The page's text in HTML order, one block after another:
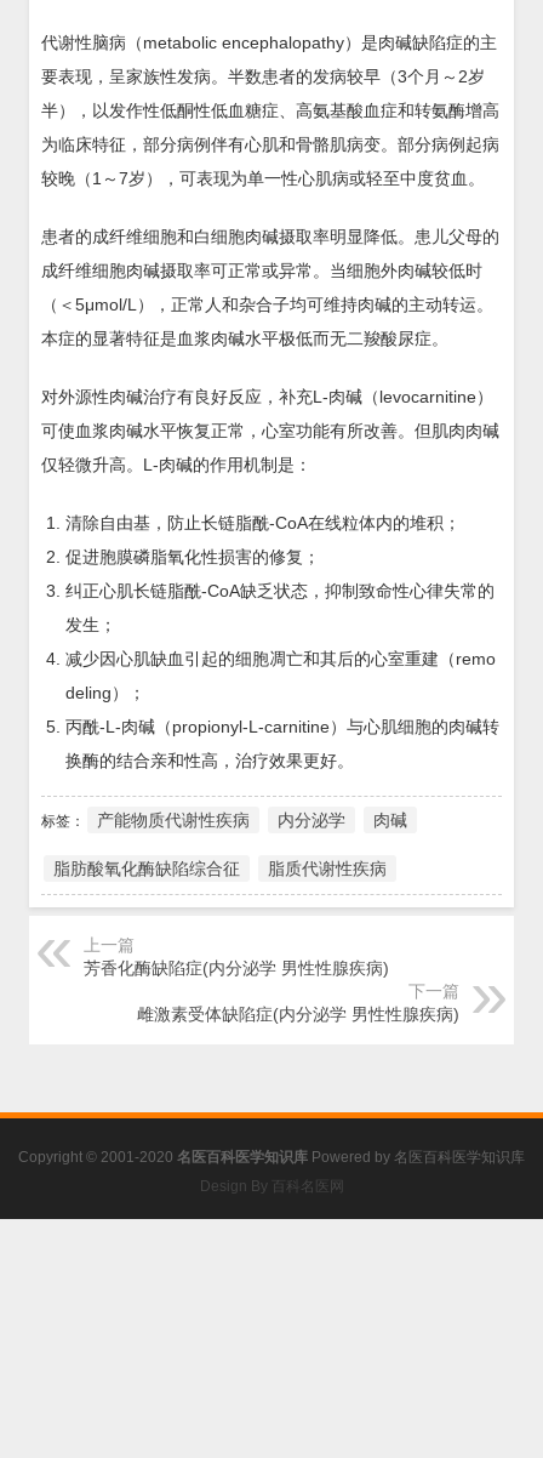
代谢性脑病（metabolic encephalopathy）是肉碱缺陷症的主
要表现，呈家族性发病。半数患者的发病较早（3个月～2岁
半），以发作性低酮性低血糖症、高氨基酸血症和转氨酶增高
为临床特征，部分病例伴有心肌和骨骼肌病变。部分病例起病
较晚（1～7岁），可表现为单一性心肌病或轻至中度贫血。
患者的成纤维细胞和白细胞肉碱摄取率明显降低。患儿父母的
成纤维细胞肉碱摄取率可正常或异常。当细胞外肉碱较低时
（＜5μmol/L），正常人和杂合子均可维持肉碱的主动转运。
本症的显著特征是血浆肉碱水平极低而无二羧酸尿症。
对外源性肉碱治疗有良好反应，补充L-肉碱（levocarnitine）
可使血浆肉碱水平恢复正常，心室功能有所改善。但肌肉肉碱
仅轻微升高。L-肉碱的作用机制是：
清除自由基，防止长链脂酰-CoA在线粒体内的堆积；
促进胞膜磷脂氧化性损害的修复；
纠正心肌长链脂酰-CoA缺乏状态，抑制致命性心律失常的
发生；
减少因心肌缺血引起的细胞凋亡和其后的心室重建（remo
deling）；
丙酰-L-肉碱（propionyl-L-carnitine）与心肌细胞的肉碱转
换酶的结合亲和性高，治疗效果更好。
标签： 产能物质代谢性疾病 内分泌学 肉碱
脂肪酸氧化酶缺陷综合征 脂质代谢性疾病
上一篇
芳香化酶缺陷症(内分泌学 男性性腺疾病)
下一篇
雌激素受体缺陷症(内分泌学 男性性腺疾病)
Copyright © 2001-2020 名医百科医学知识库 Powered by 名医百科医学知识库
Design By 百科名医网